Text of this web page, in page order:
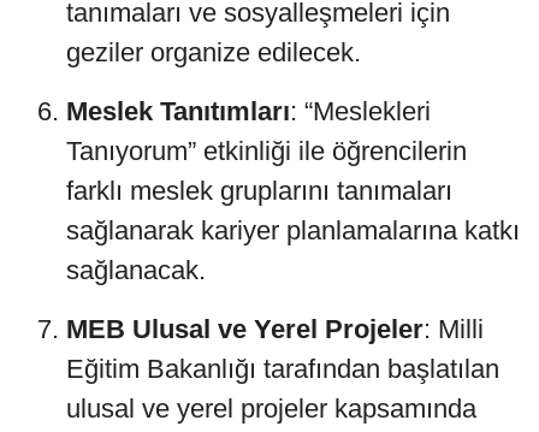
tanımaları ve sosyalleşmeleri için
geziler organize edilecek.
Meslek Tanıtımları: “Meslekleri
Tanıyorum” etkinliği ile öğrencilerin
farklı meslek gruplarını tanımaları
sağlanarak kariyer planlamalarına katkı
sağlanacak.
MEB Ulusal ve Yerel Projeler: Milli
Eğitim Bakanlığı tarafından başlatılan
ulusal ve yerel projeler kapsamında